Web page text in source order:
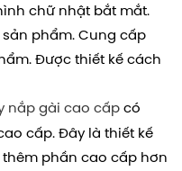
chữ nhật bắt mắt.
phẩm. Cung cấp
Được thiết kế cách
nắp gài cao cấpcó
cấp. Đây là thiết kế
phần cao cấp hơn